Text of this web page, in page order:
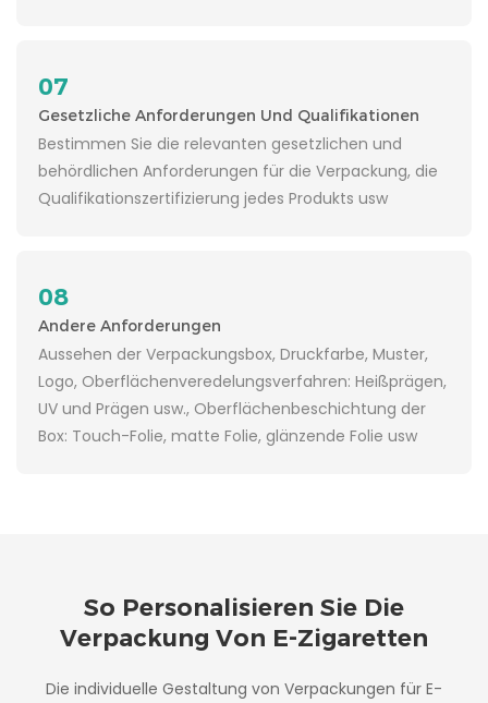
07
Gesetzliche Anforderungen Und Qualifikationen
Bestimmen Sie die relevanten gesetzlichen und
behördlichen Anforderungen für die Verpackung, die
Qualifikationszertifizierung jedes Produkts usw
08
Andere Anforderungen
Aussehen der Verpackungsbox, Druckfarbe, Muster,
Logo, Oberflächenveredelungsverfahren: Heißprägen,
UV und Prägen usw., Oberflächenbeschichtung der
Box: Touch-Folie, matte Folie, glänzende Folie usw
So Personalisieren Sie Die
Verpackung Von E-Zigaretten
Die individuelle Gestaltung von Verpackungen für E-